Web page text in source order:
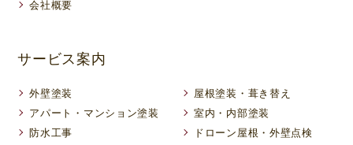
会社概要
サービス案内
外壁塗装
アパート・マンション塗装
防水工事
屋根塗装・葺き替え
室内・内部塗装
ドローン屋根・外壁点検